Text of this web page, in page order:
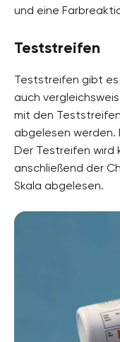
und eine
Teststreifen
Teststreifen gibt es
auch
mit den
abgelesen werden.
Der Testreifen wird
anschließend der
Skala abgelesen.